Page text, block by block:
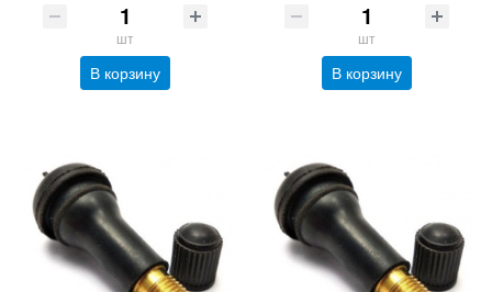
шт
В корзину
шт
В корзину